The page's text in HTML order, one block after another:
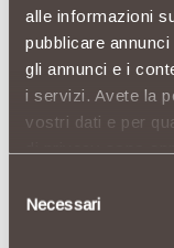
alle informazioni
pubblicare
gli annunci e i
i servizi. Avete la
vostri dati e per
possibile
qualsiasi
delNecessari
Liguria is the
a
complete
your golfing
transfers to the
and picturesque